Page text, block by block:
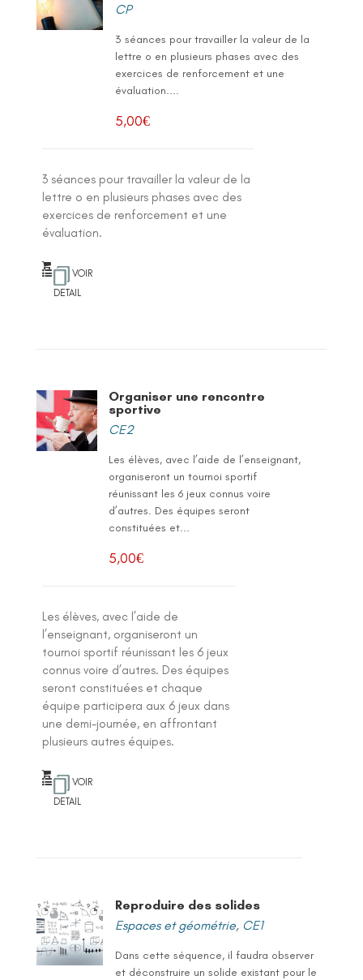
CP
3 séances pour travailler la valeur de la
lettre o en plusieurs phases avec des
exercices de renforcement et une
évaluation....
5,00€
3 séances pour travailler la valeur de la
lettre o en plusieurs phases avec des
exercices de renforcement et une
évaluation.
VOIR
DETAIL
Organiser une rencontre
sportive
CE2
Les élèves, avec l’aide de l’enseignant,
organiseront un tournoi sportif
réunissant les 6 jeux connus voire
d’autres. Des équipes seront
constituées et...
5,00€
Les élèves, avec l’aide de
l’enseignant, organiseront un
tournoi sportif réunissant les 6 jeux
connus voire d’autres. Des équipes
seront constituées et chaque
équipe participera aux 6 jeux dans
une demi-journée, en affrontant
plusieurs autres équipes.
VOIR
DETAIL
Reproduire des solides
Espaces et géométrie, CE1
Dans cette séquence, il faudra observer
et déconstruire un solide existant pour le